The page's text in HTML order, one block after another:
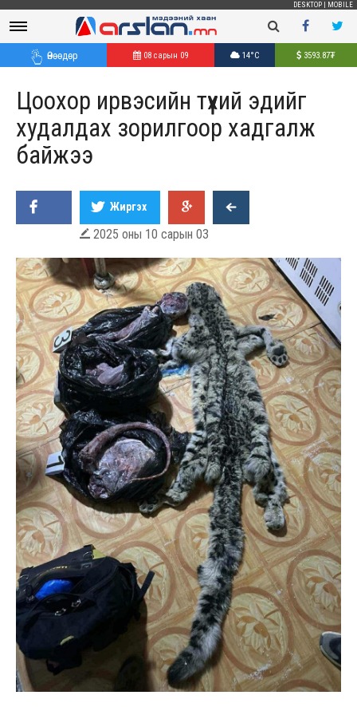
DESKTOP MOBILE
Өнөөдөр 08 сарын 09 14°C 3593.87₮
Цоохор ирвэсийн түүхий эдийг
худалдах зорилгоор хадгалж
байжээ
Жиргэх
 2025 оны 10 сарын 03